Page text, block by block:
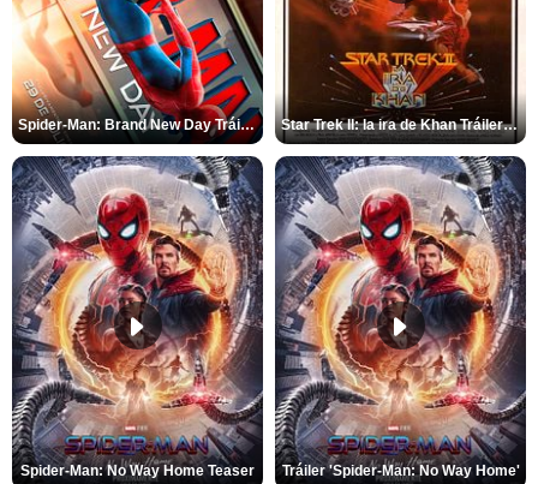
Spider-Man: Brand New Day Tráiler (3) Star Trek II: la ira de Khan Tráiler VO
Spider-Man: No Way Home Teaser Tráiler 'Spider-Man: No Way Home'